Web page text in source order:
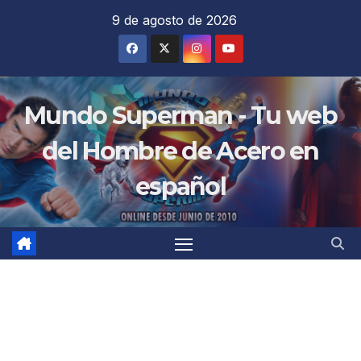
9 de agosto de 2026
Mundo Superman - Tu web
del Hombre de Acero en
español